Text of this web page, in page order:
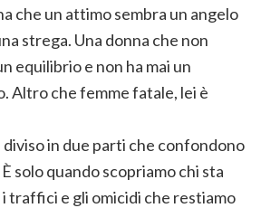
che un attimo sembra un angelo
strega. Una donna che non
equilibrio e non ha mai un
Altro che femme fatale, lei è
diviso in due parti che confondono
solo quando scopriamo chi sta
traffici e gli omicidi che restiamo